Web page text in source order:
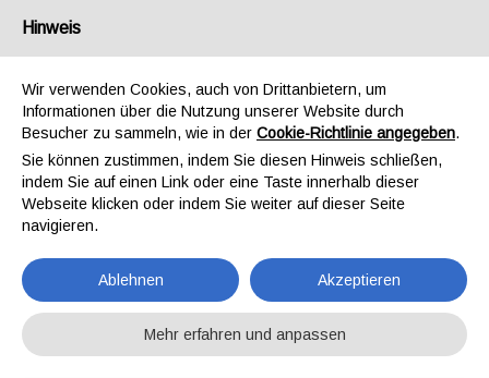
Hinweis
Wir verwenden Cookies, auch von Drittanbietern, um
Informationen über die Nutzung unserer Website durch
Besucher zu sammeln, wie in der Cookie-Richtlinie angegeben.
Sie können zustimmen, indem Sie diesen Hinweis schließen,
indem Sie auf einen Link oder eine Taste innerhalb dieser
Webseite klicken oder indem Sie weiter auf dieser Seite
navigieren.
Ablehnen Akzeptieren
Mehr erfahren und anpassen